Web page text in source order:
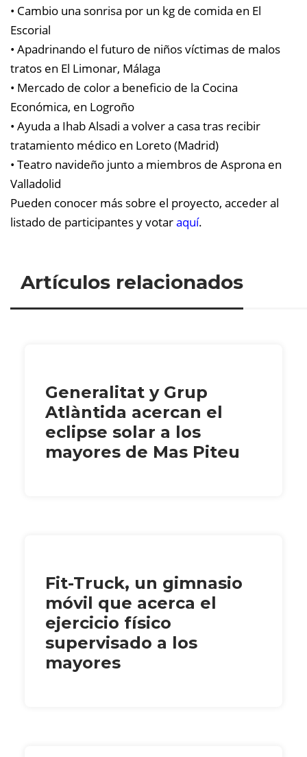
• Cambio una sonrisa por un kg de comida en El
Escorial
• Apadrinando el futuro de niños víctimas de malos
tratos en El Limonar, Málaga
• Mercado de color a beneficio de la Cocina
Económica, en Logroño
• Ayuda a Ihab Alsadi a volver a casa tras recibir
tratamiento médico en Loreto (Madrid)
• Teatro navideño junto a miembros de Asprona en
Valladolid
Pueden conocer más sobre el proyecto, acceder al
listado de participantes y votaraquí.
Artículos relacionados
Generalitat y Grup
Atlàntida acercan el
eclipse solar a los
mayores de Mas Piteu
Fit-Truck, un gimnasio
móvil que acerca el
ejercicio físico
supervisado a los
mayores